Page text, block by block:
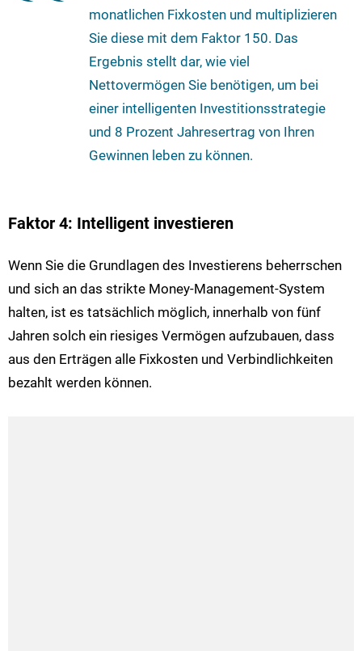
monatlichen Fixkosten und multiplizieren
Sie diese mit dem Faktor 150. Das
Ergebnis stellt dar, wie viel
Nettovermögen Sie benötigen, um bei
einer intelligenten Investitionsstrategie
und 8 Prozent Jahresertrag von Ihren
Gewinnen leben zu können.
Faktor 4: Intelligent investieren
Wenn Sie die Grundlagen des Investierens beherrschen
und sich an das strikte Money-Management-System
halten, ist es tatsächlich möglich, innerhalb von fünf
Jahren solch ein riesiges Vermögen aufzubauen, dass
aus den Erträgen alle Fixkosten und Verbindlichkeiten
bezahlt werden können.